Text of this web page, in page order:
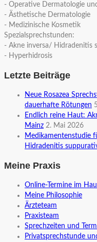
- Operative Dermatologie
- Ästhetische Dermatologie
- Medizinische Kosmetik
Spezialsprechstunden:
- Akne inversa/ Hidradenitis
- Hyperhidrosis
Letzte Beiträge
Neue Rosazea
dauerhafte Rötungen
Endlich reine Haut:
Mainz 2. Mai 2026
Medikamentenstudie
Hidradenitis
Meine Praxis
Online-Termine im
Meine Philosophie
Ärzteteam
Praxisteam
Sprechzeiten und
Privatsprechstunde